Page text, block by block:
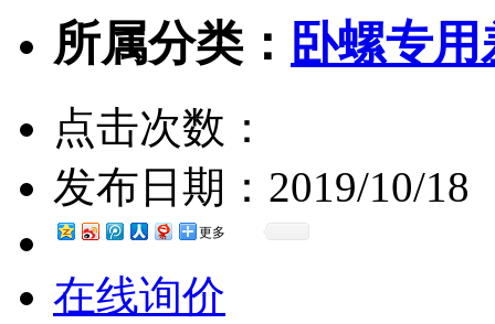
所属分类： 卧螺专
点击次数：
发布日期： 2019/10/18
更多
在线询价